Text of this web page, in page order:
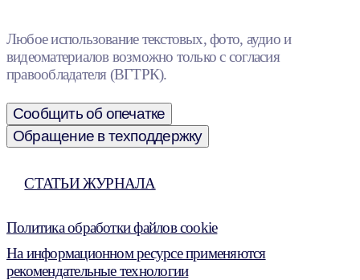
Любое использование текстовых, фото, аудио и
видеоматериалов возможно только с согласия
правообладателя (ВГТРК).
Сообщить об опечатке
Обращение в техподдержку
СТАТЬИ ЖУРНАЛА
Политика обработки файлов cookie
На информационном ресурсе применяются
рекомендательные технологии